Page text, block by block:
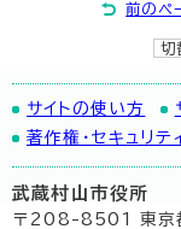
前のペ
切
サイトの使い方
著作権・セキュリテ
武蔵村山市役所
〒208-8501 東京